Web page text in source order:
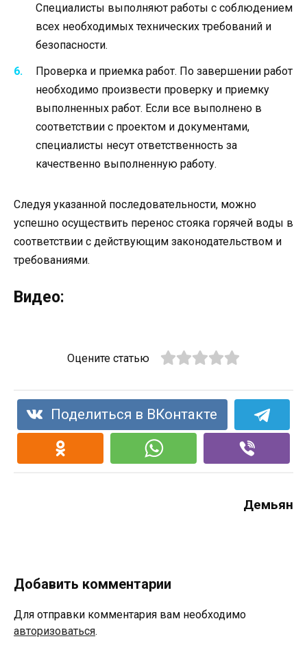
Специалисты выполняют работы с соблюдением
всех необходимых технических требований и
безопасности.
Проверка и приемка работ. По завершении работ
необходимо произвести проверку и приемку
выполненных работ. Если все выполнено в
соответствии с проектом и документами,
специалисты несут ответственность за
качественно выполненную работу.
Следуя указанной последовательности, можно
успешно осуществить перенос стояка горячей воды в
соответствии с действующим законодательством и
требованиями.
Видео:
Оцените статью
Поделиться в ВКонтакте
Демьян
Добавить комментарии
Для отправки комментария вам необходимо
авторизоваться.